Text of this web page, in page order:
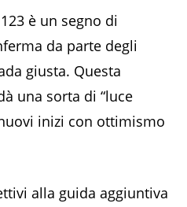
è un segno di
da parte degli
giusta. Questa
una sorta di “luce
inizi con ottimismo
alla guida aggiuntiva